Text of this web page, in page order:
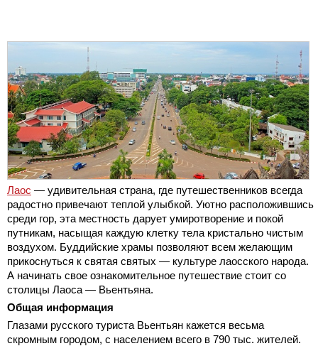
Лаос — удивительная страна, где путешественников всегда
радостно привечают теплой улыбкой. Уютно расположившись
среди гор, эта местность дарует умиротворение и покой
путникам, насыщая каждую клетку тела кристально чистым
воздухом. Буддийские храмы позволяют всем желающим
прикоснуться к святая святых — культуре лаосского народа.
А начинать свое ознакомительное путешествие стоит со
столицы Лаоса — Вьентьяна.
Общая информация
Глазами русского туриста Вьентьян кажется весьма
скромным городом, с населением всего в 790 тыс. жителей.